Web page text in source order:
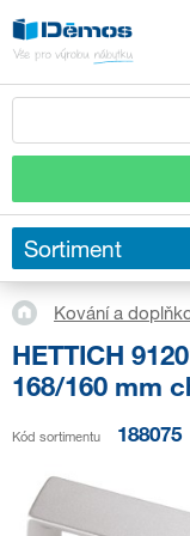
Sortiment
Kování a
HETTICH
168/160 mm
Kód sortimentu 188075